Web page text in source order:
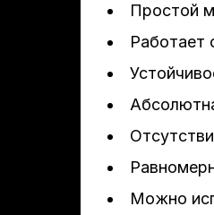
Простой
Работает
Можно